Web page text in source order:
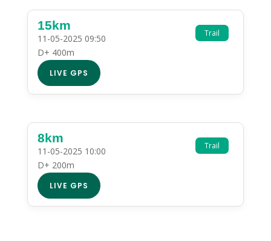
Trail
15km
11-05-2025 09:50
D+ 400m
LIVE GPS
Trail
8km
11-05-2025 10:00
D+ 200m
LIVE GPS